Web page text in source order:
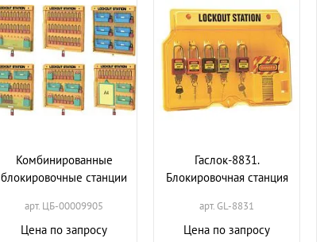
Комбинированные
блокировочные станции
арт. ЦБ-00009905
Цена по запросу
Гаслок-8831.
Блокировочная станция
арт. GL-8831
Цена по запросу